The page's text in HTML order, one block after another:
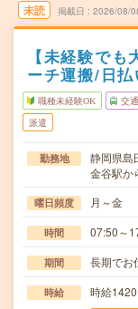
未読 掲載日 2026/08/
【未経験で
ーチ運搬/日
職種未経験OK 交
派遣
勤務地
静岡県島
金谷駅か
曜日頻度 月～金
時間 07:50～
期間 長期でお
時給 時給